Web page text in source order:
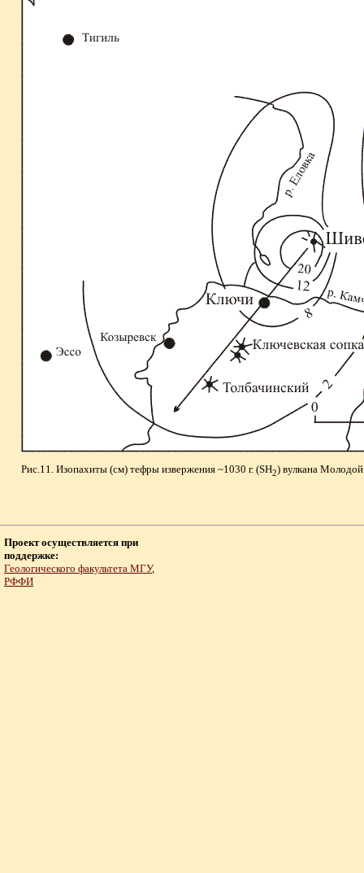
Рис.11. Изопахиты (см) тефры извержения ~1030 г. (SH2) вулкана
Проект осуществляется при
поддержке:
Геологического факультета МГУ,
РФФИ